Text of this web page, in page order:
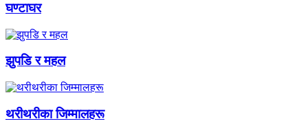
घण्टाघर
झुपडि र महल
थरीथरीका जिम्मालहरू